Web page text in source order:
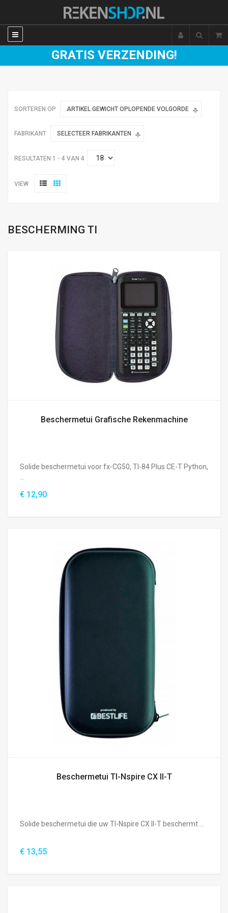
GRATIS VERZENDING!
SORTEREN OP ARTIKEL GEWICHT OPLOPENDE VOLGORDE
FABRIKANT SELECTEER FABRIKANTEN
RESULTATEN 1 - 4 VAN 4
VIEW
BESCHERMING TI
Beschermetui Grafische Rekenmachine
Solide beschermetui voor fx-CG50, TI-84 Plus CE-T Python,
€ 12,90
Beschermetui TI-Nspire CX II-T
Solide beschermetui die uw TI-Nspire CX II-T beschermt ...
€ 13,55